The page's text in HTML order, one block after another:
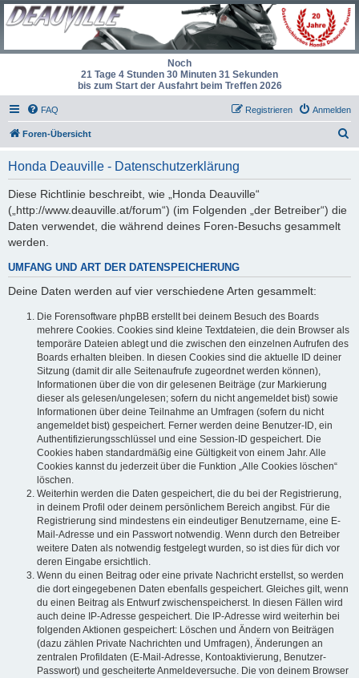
Noch
21 Tage 4 Stunden 30 Minuten 30 Sekunden
bis zum Start der Ausfahrt beim Treffen 2026
FAQ Anmelden
Registrieren
Foren-Übersicht
Honda Deauville - Datenschutzerklärung
Diese Richtlinie beschreibt, wie „Honda Deauville“
(„http://www.deauville.at/forum“) (im Folgenden „der Betreiber“) die
Daten verwendet, die während deines Foren-Besuchs gesammelt
werden.
UMFANG UND ART DER DATENSPEICHERUNG
Deine Daten werden auf vier verschiedene Arten gesammelt:
Die Forensoftware phpBB erstellt bei deinem Besuch des Boards
mehrere Cookies. Cookies sind kleine Textdateien, die dein Browser als
temporäre Dateien ablegt und die zwischen den einzelnen Aufrufen des
Boards erhalten bleiben. In diesen Cookies sind die aktuelle ID deiner
Sitzung (damit dir alle Seitenaufrufe zugeordnet werden können),
Informationen über die von dir gelesenen Beiträge (zur Markierung
dieser als gelesen/ungelesen; sofern du nicht angemeldet bist) sowie
Informationen über deine Teilnahme an Umfragen (sofern du nicht
angemeldet bist) gespeichert. Ferner werden deine Benutzer-ID, ein
Authentifizierungsschlüssel und eine Session-ID gespeichert. Die
Cookies haben standardmäßig eine Gültigkeit von einem Jahr. Alle
Cookies kannst du jederzeit über die Funktion „Alle Cookies löschen“
löschen.
Weiterhin werden die Daten gespeichert, die du bei der Registrierung,
in deinem Profil oder deinem persönlichem Bereich angibst. Für die
Registrierung sind mindestens ein eindeutiger Benutzername, eine E-
Mail-Adresse und ein Passwort notwendig. Wenn durch den Betreiber
weitere Daten als notwendig festgelegt wurden, so ist dies für dich vor
deren Eingabe ersichtlich.
Wenn du einen Beitrag oder eine private Nachricht erstellst, so werden
die dort eingegebenen Daten ebenfalls gespeichert. Gleiches gilt, wenn
du einen Beitrag als Entwurf zwischenspeicherst. In diesen Fällen wird
auch deine IP-Adresse gespeichert. Die IP-Adresse wird weiterhin bei
folgenden Aktionen gespeichert: Löschen und Ändern von Beiträgen
(dazu zählen Private Nachrichten und Umfragen), Änderungen an
zentralen Profildaten (E-Mail-Adresse, Kontoaktivierung, Benutzer-
Passwort) und gescheiterte Anmeldeversuche. Die von deinem Browser